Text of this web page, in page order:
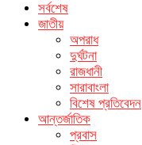
সর্বশেষ
জাতীয়
অপরাধ
দুর্ঘটনা
রাজধানী
সারাবাংলা
বিশেষ প্রতিবেদন
আন্তর্জাতিক
প্রবাস